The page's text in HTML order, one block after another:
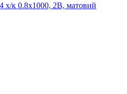
х/к 0.8х1000, 2B, матовий